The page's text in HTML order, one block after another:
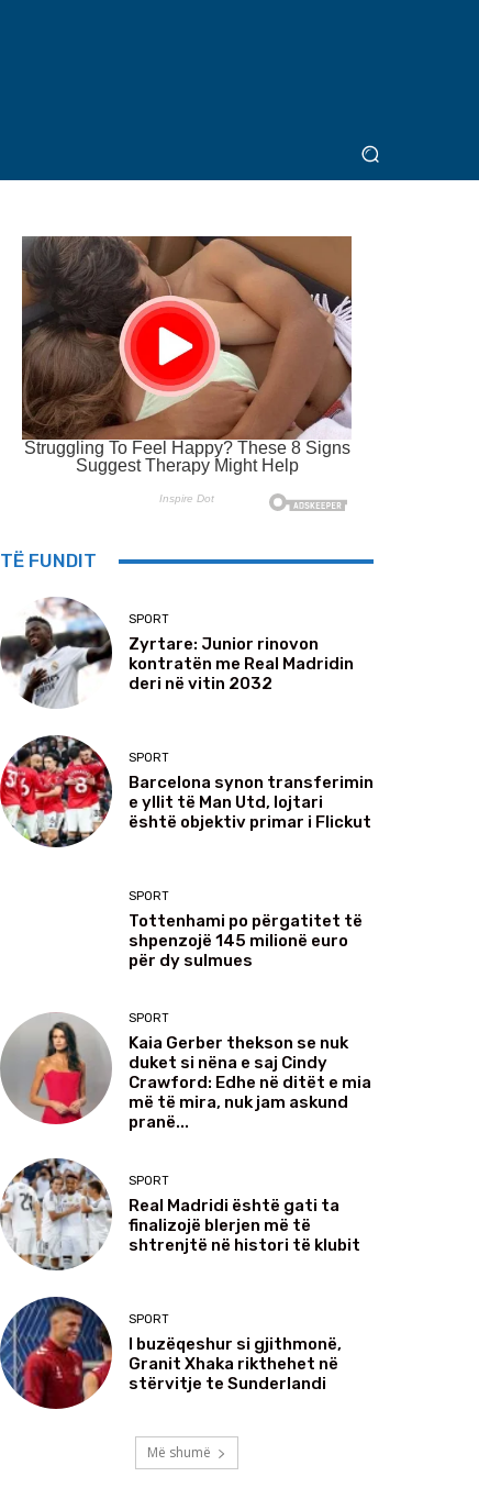
TË FUNDIT
SPORT
Zyrtare: Junior rinovon
kontratën me Real Madridin
deri në vitin 2032
SPORT
Barcelona synon transferimin
e yllit të Man Utd, lojtari
është objektiv primar i Flickut
SPORT
Tottenhami po përgatitet të
shpenzojë 145 milionë euro
për dy sulmues
SPORT
Kaia Gerber thekson se nuk
duket si nëna e saj Cindy
Crawford: Edhe në ditët e mia
më të mira, nuk jam askund
pranë...
SPORT
Real Madridi është gati ta
finalizojë blerjen më të
shtrenjtë në histori të klubit
SPORT
I buzëqeshur si gjithmonë,
Granit Xhaka rikthehet në
stërvitje te Sunderlandi
Më shumë